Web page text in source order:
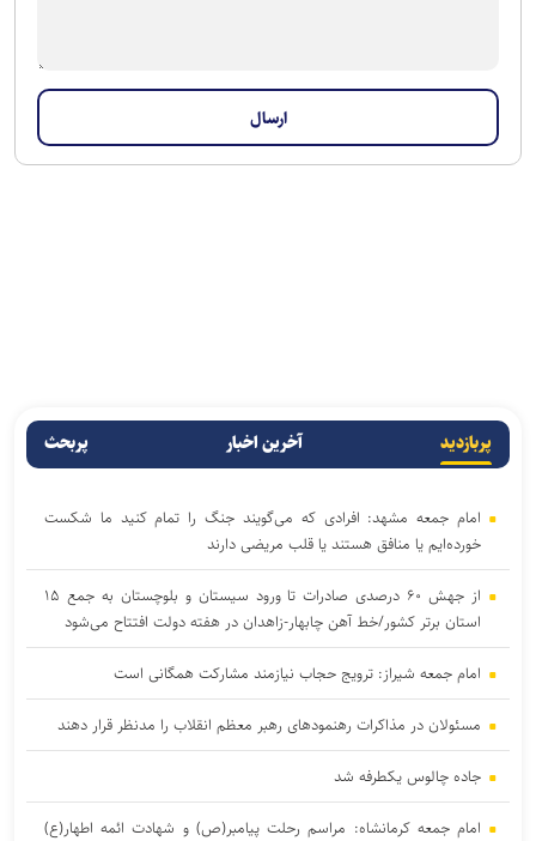
پربازدید آخرین اخبار پربحث
امام جمعه مشهد: افرادی که می‌گویند جنگ را تمام کنید ما شکست
خورده‌ایم یا منافق هستند یا قلب مریضی دارند
از جهش ۶۰ درصدی صادرات تا ورود سیستان و بلوچستان به جمع ۱۵
استان برتر کشور/خط آهن چابهار-زاهدان در هفته دولت افتتاح می‌شود
امام جمعه شیراز: ترویج حجاب نیازمند مشارکت همگانی است
مسئولان در مذاکرات رهنمود‌های رهبر معظم انقلاب را مدنظر قرار دهند
جاده چالوس یکطرفه شد
امام جمعه کرمانشاه: مراسم رحلت پیامبر(ص) و شهادت ائمه اطهار(ع)